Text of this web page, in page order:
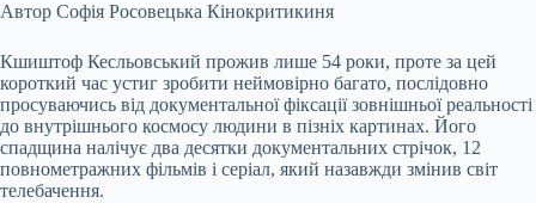
Автор Софія Росовецька Кінокритикиня
Кшиштоф Кесльовський прожив лише 54 роки, проте за цей
короткий час устиг зробити неймовірно багато, послідовно
просуваючись від документальної фіксації зовнішньої реальності
до внутрішнього космосу людини в пізніх картинах. Його
спадщина налічує два десятки документальних стрічок, 12
повнометражних фільмів і серіал, який назавжди змінив світ
телебачення.